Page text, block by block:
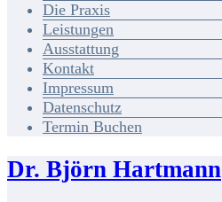
Die Praxis
Leistungen
Ausstattung
Kontakt
Impressum
Datenschutz
Termin Buchen
Dr. Björn Hartmann